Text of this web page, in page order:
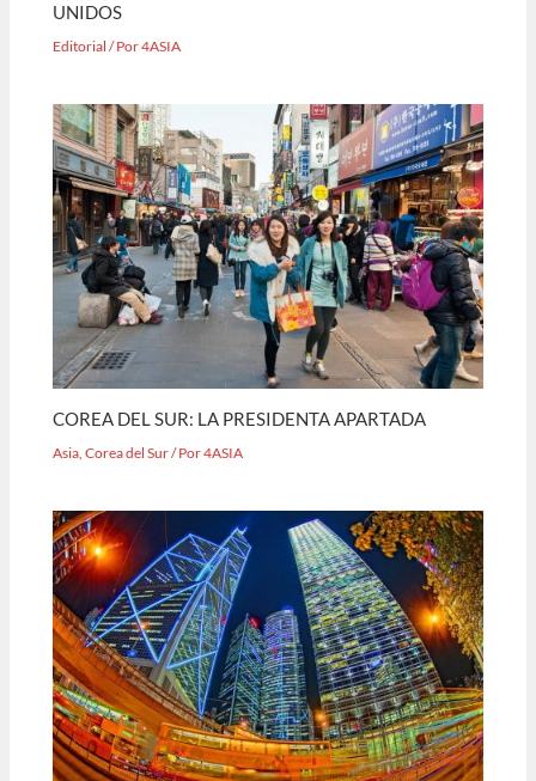
UNIDOS
Editorial / Por4ASIA
COREA DEL SUR: LA PRESIDENTA APARTADA
Asia ,Corea del Sur/ Por4ASIA